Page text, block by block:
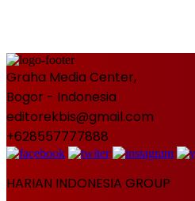
Graha Media Center,
Bogor - Indonesia
editorekbis@gmail.com
+628557777888
HARIAN INDONESIA GROUP